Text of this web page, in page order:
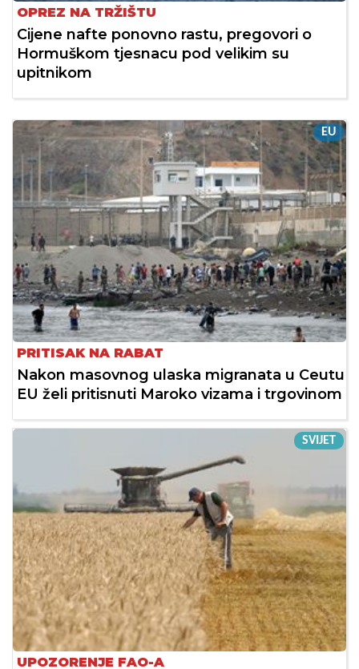
OPREZ NA TRŽIŠTU
Cijene nafte ponovno rastu, pregovori o
Hormuškom tjesnacu pod velikim su
upitnikom
EU
PRITISAK NA RABAT
Nakon masovnog ulaska migranata u Ceutu
EU želi pritisnuti Maroko vizama i trgovinom
SVIJET
UPOZORENJE FAO-A